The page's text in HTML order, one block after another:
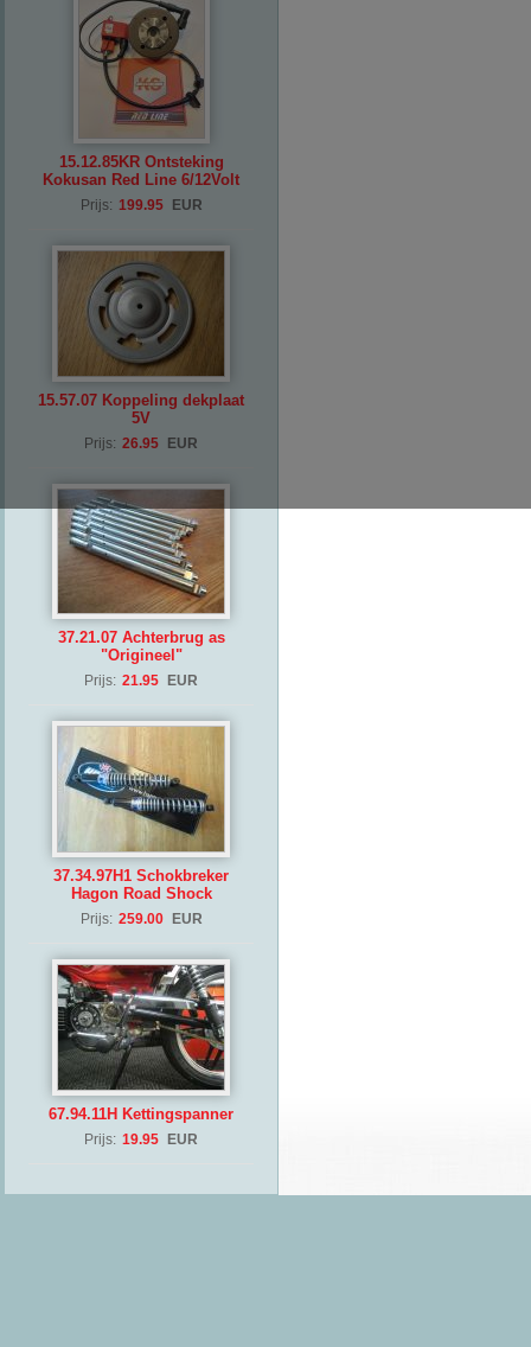
15.12.85KR Ontsteking
Kokusan Red Line 6/12Volt
Prijs: 199.95 EUR
15.57.07 Koppeling dekplaat
5V
Prijs: 26.95 EUR
37.21.07 Achterbrug as
"Origineel"
Prijs: 21.95 EUR
37.34.97H1 Schokbreker
Hagon Road Shock
Prijs: 259.00 EUR
67.94.11H Kettingspanner
Prijs: 19.95 EUR